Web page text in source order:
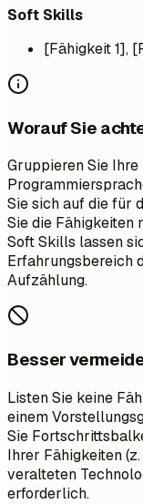
Soft Skills
[Fähigkeit 1],
Worauf Sie
Gruppieren Sie
Sie sich auf die für
Sie die Fähigkeiten
Soft Skills lassen
Erfahrungsbereich
Aufzählung.
Besser
Listen Sie keine
einem
Sie
Ihrer Fähigkeiten
veralteten
erforderlich.